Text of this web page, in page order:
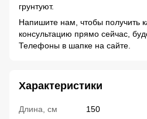
грунтуют.
Напишите нам, чтобы получить
консультацию прямо сейчас,
Телефоны в шапке на сайте.
Характеристики
Длина, см
150